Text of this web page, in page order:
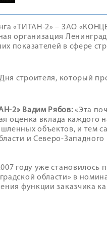
«ТИТАН-2» – ЗАО
организация
показателей в сфере
строителя, который
2» Вадим Рябов:«Эта
оценка вклада каждого
объектов, и тем
и Северо-Западного
году уже становилось
области» в
функции заказчика